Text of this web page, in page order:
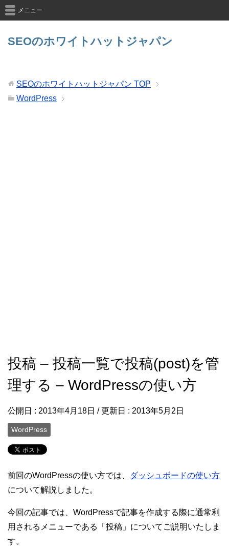
SEOのホワイトハットジャパン
メニュー
SEOのホワイトハットジャパン TOP
WordPress
投稿 – 投稿一覧で投稿(post)を管
理する – WordPressの使い方
公開日 : 2013年4月18日 / 更新日 : 2013年5月2日
WordPress
前回のWordPressの使い方では、
ダッシュボードの使い方
について解説しました。
今回の記事では、WordPressで記事を作成する際に通常利
用されるメニューである「投稿」についてご説明いたしま
す。